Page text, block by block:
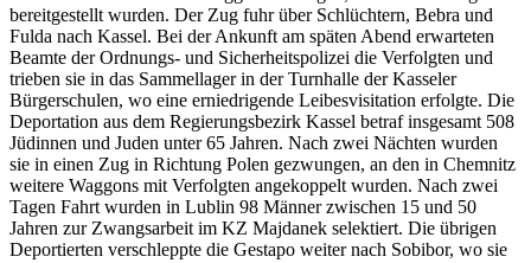
bereitgestellt wurden. Der Zug fuhr über Schlüchtern, Bebra und
Fulda nach Kassel. Bei der Ankunft am späten Abend erwarteten
Beamte der Ordnungs- und Sicherheitspolizei die Verfolgten und
trieben sie in das Sammellager in der Turnhalle der Kasseler
Bürgerschulen, wo eine erniedrigende Leibesvisitation erfolgte. Die
Deportation aus dem Regierungsbezirk Kassel betraf insgesamt 508
Jüdinnen und Juden unter 65 Jahren. Nach zwei Nächten wurden
sie in einen Zug in Richtung Polen gezwungen, an den in Chemnitz
weitere Waggons mit Verfolgten angekoppelt wurden. Nach zwei
Tagen Fahrt wurden in Lublin 98 Männer zwischen 15 und 50
Jahren zur Zwangsarbeit im KZ Majdanek selektiert. Die übrigen
Deportierten verschleppte die Gestapo weiter nach Sobibor, wo sie